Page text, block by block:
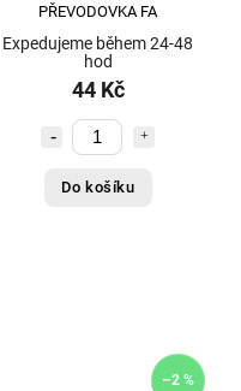
PŘEVODOVKA FA
Expedujeme během 24-48
hod
44 Kč
Do košíku
–2 %